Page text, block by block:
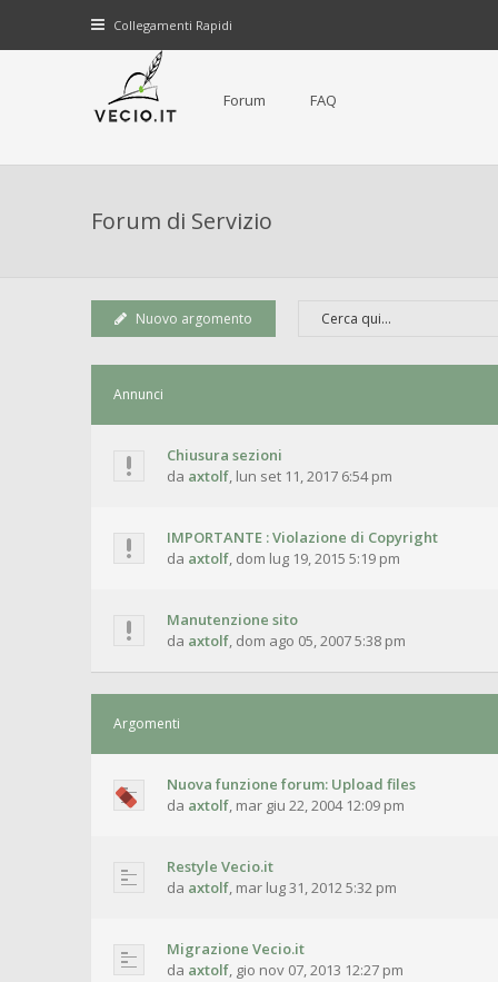
Collegamenti Rapidi
Forum FAQ
Forum di Servizio
Nuovo argomento
Annunci
Chiusura sezioni
da axtolf, lun set 11, 2017 6:54 pm
IMPORTANTE : Violazione di Copyright
da axtolf, dom lug 19, 2015 5:19 pm
Manutenzione sito
da axtolf, dom ago 05, 2007 5:38 pm
Argomenti
Nuova funzione forum: Upload files
da axtolf, mar giu 22, 2004 12:09 pm
Restyle Vecio.it
da axtolf, mar lug 31, 2012 5:32 pm
Migrazione Vecio.it
da axtolf, gio nov 07, 2013 12:27 pm